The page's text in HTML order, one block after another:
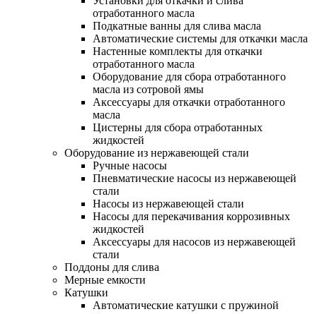
отработанного масла
Подкатные ванны для слива масла
Автоматические системы для откачки масла
Настенные комплекты для откачки
отработанного масла
Оборудование для сбора отработанного
масла из сотровой ямы
Аксессуары для откачки отработанного
масла
Цистерны для сбора отработанных
жидкостей
Оборудование из нержавеющей стали
Ручные насосы
Пневматические насосы из нержавеющей
стали
Насосы из нержавеющей стали
Насосы для перекачивания коррозивных
жидкостей
Аксессуары для насосов из нержавеющей
стали
Поддоны для слива
Мерные емкости
Катушки
Автоматические катушки с пружиной